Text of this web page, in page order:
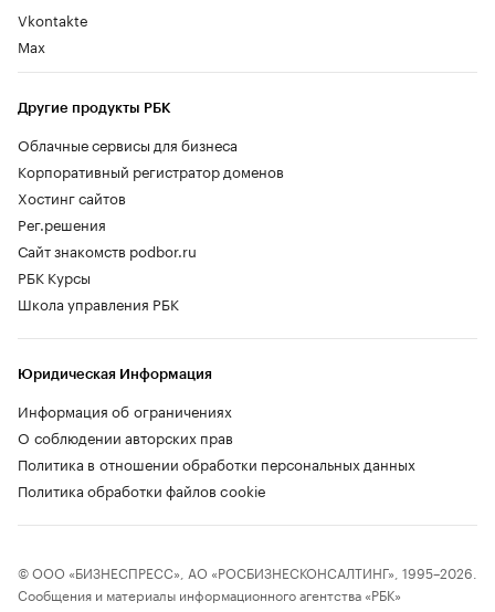
Vkontakte
Max
Другие продукты РБК
Облачные сервисы для бизнеса
Корпоративный регистратор доменов
Хостинг сайтов
Рег.решения
Сайт знакомств podbor.ru
РБК Курсы
Школа управления РБК
Юридическая Информация
Информация об ограничениях
О соблюдении авторских прав
Политика в отношении обработки персональных данных
Политика обработки файлов cookie
© ООО «БИЗНЕСПРЕСС», АО «РОСБИЗНЕСКОНСАЛТИНГ», 1995–2026.
Сообщения и материалы информационного агентства «РБК»